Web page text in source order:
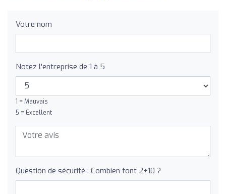
Votre nom
Notez l'entreprise de 1 à 5
1 = Mauvais
5 = Excellent
Question de sécurité : Combien font 2+10 ?